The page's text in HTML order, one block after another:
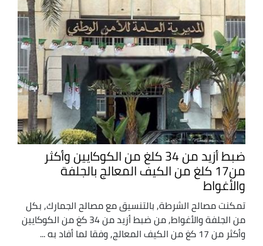
ضبط أزيد من 34 كلغ من الكوكايين وأكثر
من17 كلغ من الكيف المعالج بالجلفة
والأغواط
تمكنت مصالح الشرطة, بالتنسيق مع مصالح الجمارك, بكل
من الجلفة والأغواط, من ضبط أزيد من 34 كغ من الكوكايين
وأكثر من 17 كغ من الكيف المعالج, وفقا لما أفاد به ...